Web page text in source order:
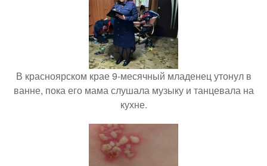
В красноярском крае 9-месячный младенец утонул в
ванне, пока его мама слушала музыку и танцевала на
кухне.